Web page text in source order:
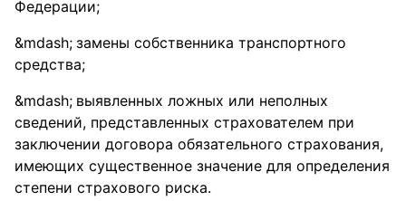
Федерации;
замены собственника транспортного
средства;
выявленных ложных или неполных
сведений, представленных страхователем при
заключении договора обязательного страхования,
имеющих существенное значение для определения
степени страхового риска.